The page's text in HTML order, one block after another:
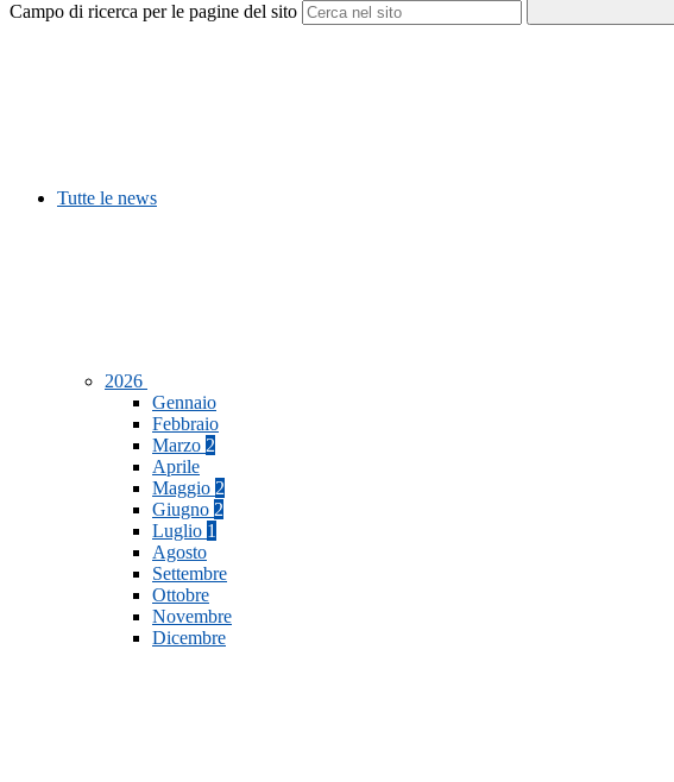
Campo di ricerca per le pagine del sito
Tutte le news
2026
Gennaio
Febbraio
Marzo 2
Aprile
Maggio 2
Giugno 2
Luglio 1
Agosto
Settembre
Ottobre
Novembre
Dicembre